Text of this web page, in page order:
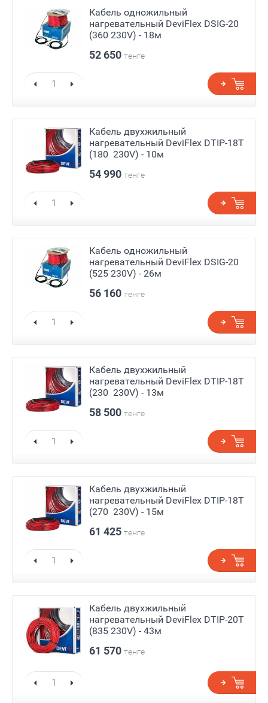
Кабель одножильный
нагревательный DeviFlex DSIG-20
(360 230V) - 18м
52 650 тенге
Кабель двухжильный
нагревательный DeviFlex DTIP-18T
(180 230V) - 10м
54 990 тенге
Кабель одножильный
нагревательный DeviFlex DSIG-20
(525 230V) - 26м
56 160 тенге
Кабель двухжильный
нагревательный DeviFlex DTIP-18T
(230 230V) - 13м
58 500 тенге
Кабель двухжильный
нагревательный DeviFlex DTIP-18T
(270 230V) - 15м
61 425 тенге
Кабель двухжильный
нагревательный DeviFlex DTIP-20T
(835 230V) - 43м
61 570 тенге